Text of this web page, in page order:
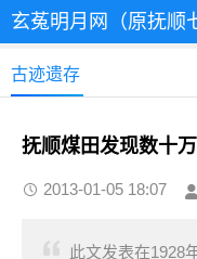
玄菟明月网（原抚顺
古迹遗存
抚顺煤田发现数十
2013-01-05 18:07
此文发表在1928